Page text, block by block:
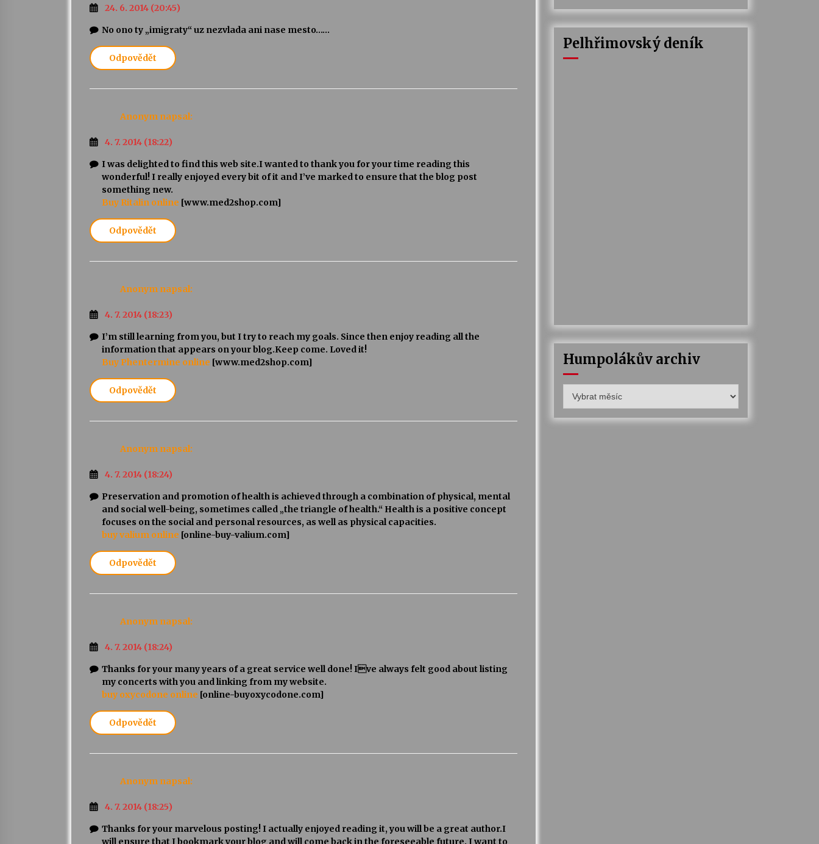
24. 6. 2014 (20:45)
No ono ty „imigraty“ uz nezvlada ani nase mesto……
Odpovědět
Anonym napsal:
4. 7. 2014 (18:22)
I was delighted to find this web site.I wanted to thank you for your time reading this
wonderful! I really enjoyed every bit of it and I’ve marked to ensure that the blog post
something new.
Buy Ritalin online [www.med2shop.com]
Odpovědět
Anonym napsal:
4. 7. 2014 (18:23)
I’m still learning from you, but I try to reach my goals. Since then enjoy reading all the
information that appears on your blog.Keep come. Loved it!
Buy Phentermine online [www.med2shop.com]
Odpovědět
Anonym napsal:
4. 7. 2014 (18:24)
Preservation and promotion of health is achieved through a combination of physical, mental
and social well-being, sometimes called „the triangle of health.“ Health is a positive concept
focuses on the social and personal resources, as well as physical capacities.
buy valium online [online-buy-valium.com]
Odpovědět
Anonym napsal:
4. 7. 2014 (18:24)
Thanks for your many years of a great service well done! Ive always felt good about listing
my concerts with you and linking from my website.
buy oxycodone online [online-buyoxycodone.com]
Odpovědět
Anonym napsal:
4. 7. 2014 (18:25)
Thanks for your marvelous posting! I actually enjoyed reading it, you will be a great author.I
will ensure that I bookmark your blog and will come back in the foreseeable future. I want to
Pelhřimovský deník
Humpolákův archiv
archiv